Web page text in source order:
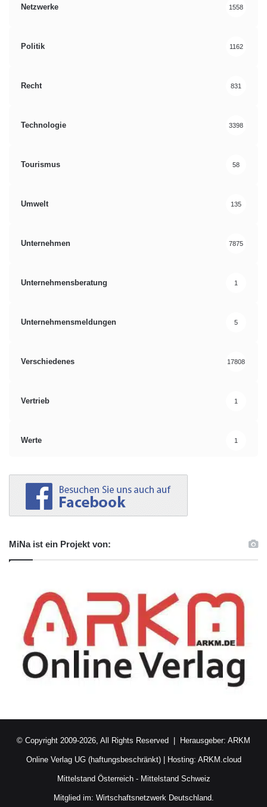
Netzwerke 1558
Politik 1162
Recht 831
Technologie 3398
Tourismus 58
Umwelt 135
Unternehmen 7875
Unternehmensberatung 1
Unternehmensmeldungen 5
Verschiedenes 17808
Vertrieb 1
Werte 1
MiNa ist ein Projekt von:
© Copyright 2009-2026, All Rights Reserved | Herausgeber: ARKM
Online Verlag UG (haftungsbeschränkt)| Hosting: ARKM.cloud
Mittelstand Österreich- Mittelstand Schweiz
Mitglied im: Wirtschaftsnetzwerk Deutschland.